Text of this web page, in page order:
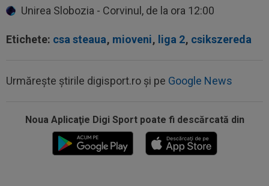
Unirea Slobozia - Corvinul, de la ora 12:00
Etichete: csa steaua, mioveni, liga 2, csikszereda
Urmărește știrile digisport.ro și pe Google News
Noua Aplicaţie Digi Sport poate fi descărcată din
09:34 OFICIAL
Transferul lui Marco Dulca a fost
09:31
Jucătorul lui Inter, cucerit de Cristi Chivu, chiar
dacă i-a schimbat poziția...
VIDEO
Cristi Balaj a văzut UTA - Rapid și a